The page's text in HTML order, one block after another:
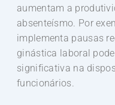
aumentam a
absenteísmo. Por
implementa pausas
ginástica laboral
significativa na
funcionários.